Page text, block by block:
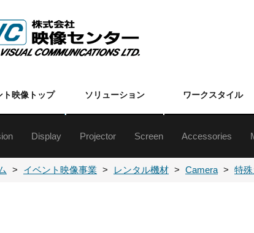
ト映像トップ ソリューション ワークスタイル
Display
マルチディスプレイ
特殊ディスプレイ
60インチ以上
50インチクラス
40インチクラス
30インチクラス
20インチクラス
19インチ以下
オプション
各種金具
Projector
DLPプロジェクター5000lm以上
DLPプロジェクター5000lm未満
LCDプロジェクター5000lm以上
LCDプロジェクター5000lm未満
各種プロジェクター台
プロジェクターレンズ
Screen
自立・組立式スクリーン
自立・組立式スクリーン
三脚式／フロアタイプ／吊
Accessories
Event Master
Encore
プレゼンテーシ
ライブスイッチ
シームレススイ
各種セレクター
フォーマットコ
ストリーミング
分配器
伝送機器
その他周辺（映
イベント映像事業 レンタル機材 Camera 特